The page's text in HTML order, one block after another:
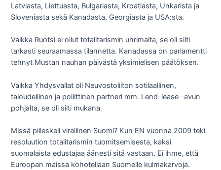
Latviasta, Liettuasta, Bulgariasta, Kroatiasta, Unkarista ja
Sloveniasta sekä Kanadasta, Georgiasta ja USA:sta.
Vaikka Ruotsi ei ollut totalitarismin uhrimaita, se oli silti
tarkasti seuraamassa tilannetta. Kanadassa on parlamentti
tehnyt Mustan nauhan päivästä yksimielisen päätöksen.
Vaikka Yhdysvallat oli Neuvostoliiton sotilaallinen,
taloudellinen ja poliittinen partneri mm. Lend-lease –avun
pohjalta, se oli silti mukana.
Missä piileskeli virallinen Suomi? Kun EN vuonna 2009 teki
resoluution totalitarismin tuomitsemisesta, kaksi
suomalaista edustajaa äänesti sitä vastaan. Ei ihme, että
Euroopan maissa kohotellaan Suomelle kulmakarvoja.